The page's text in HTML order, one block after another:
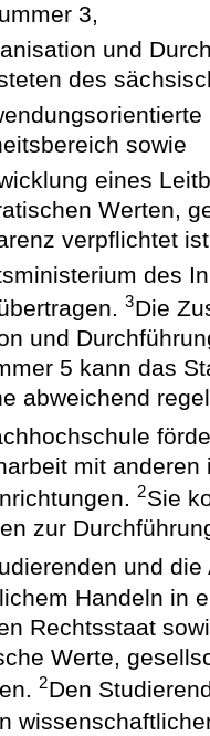
3,
und
des
sowie
eines
Werten,
verpflichtet
des
3Die
und
5 kann das
abweichend
mit
2Sie
zur
und
Handeln in
Rechtsstaat
Werte,
2Den